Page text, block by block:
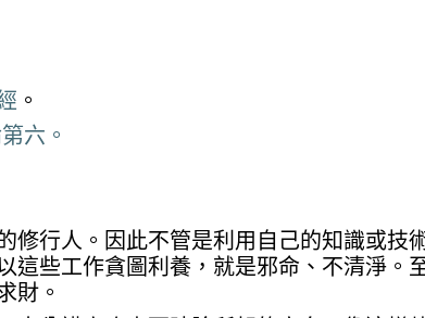
。
六。
行人。因此不管是利用自己的知識或技
些工作貪圖利養，就是邪命、不清淨。
財。